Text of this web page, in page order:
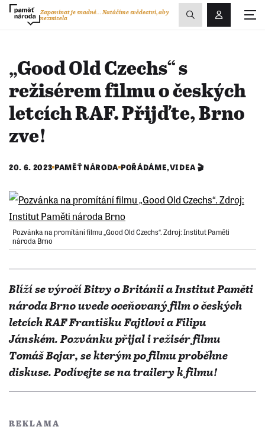
Přihlášení/
Zapomínat je snadné...Natáčíme svědectví, aby
nezmizela
Zobrazit
vyhledávání
„Good Old Czechs“ s
režisérem filmu o českých
letcích RAF. Přijďte, Brno
zve!
20. 6. 2023 PAMĚŤ NÁRODA POŘÁDÁME,VIDEA 🎬
Pozvánka na promítání filmu „Good Old Czechs“. Zdroj: Institut Paměti
národa Brno
Blíží se výročí Bitvy o Británii a Institut Paměti
národa Brno uvede oceňovaný film o českých
letcích RAF Františku Fajtlovi a Filipu
Jánském. Pozvánku přijal i režisér filmu
Tomáš Bojar, se kterým po filmu proběhne
diskuse. Podívejte se na trailery k filmu!
REKLAMA